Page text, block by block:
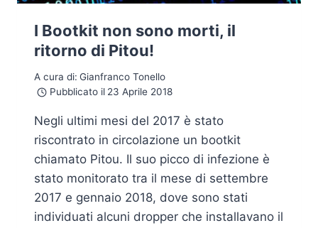
I Bootkit non sono morti, il
ritorno di Pitou!
A cura di: Gianfranco Tonello
Pubblicato il 23 Aprile 2018
Negli ultimi mesi del 2017 è stato
riscontrato in circolazione un bootkit
chiamato Pitou. Il suo picco di infezione è
stato monitorato tra il mese di settembre
2017 e gennaio 2018, dove sono stati
individuati alcuni dropper che installavano il